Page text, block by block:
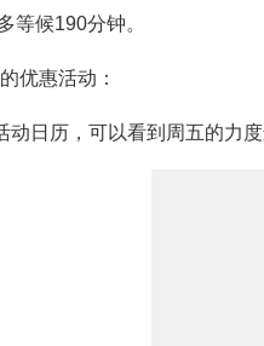
等候190分钟。
优惠活动：
动日历，可以看到周五的力